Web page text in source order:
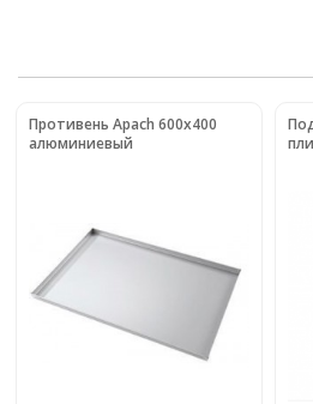
Противень Apach 600x400
алюминиевый